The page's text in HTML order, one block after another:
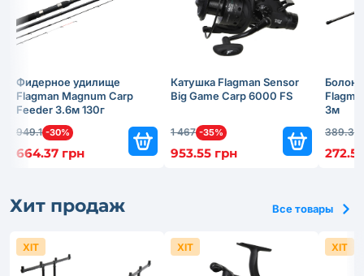
Фидерное удилище
Flagman Magnum Carp
Feeder 3.6м 130г
949.1 -30%
664.37 грн
Катушка Flagman Sensor
Big Game Carp 6000 FS
1 467 -35%
953.55 грн
3м
389.3
Хит продаж Все товары
ХІТ ХІТ ХІТ